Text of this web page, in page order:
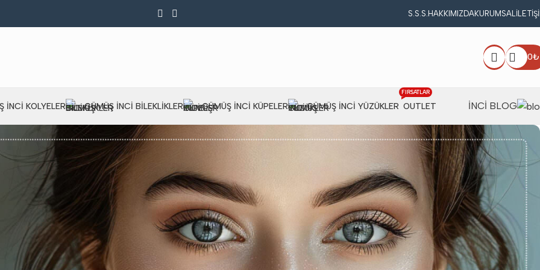
S.S.S. HAKKIMIZDAKURUMSAL
0₺
İNCI KOLYELER GÜMÜŞ İNCI BILEKLIKLER GÜMÜŞ İNCI KÜPELER GÜMÜŞ İNCI YÜZÜKLER OUTLET
FIRSATLAR
İNCİ BLOG